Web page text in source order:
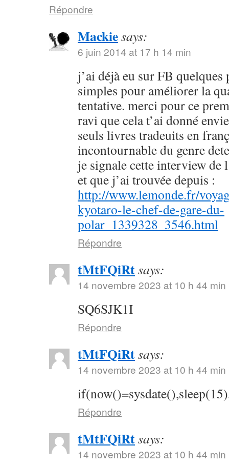
Répondre
Mackiesays:
6 juin 2014 at 17 h 14 min
j’ai déjà eu sur FB quelques
simples pour améliorer la
tentative. merci pour ce
ravi que cela t’ai donné
seuls livres tradeuits en
incontournable du genre
je signale cette interview de
et que j’ai trouvée depuis :
http://www.lemonde.fr/
kyotaro-le-chef-de-gare-du-
polar_1339328_3546.html
Répondre
tMtFQiRtsays:
14 novembre 2023 at 10 h 44 min
SQ6SJK1I
Répondre
tMtFQiRtsays:
14 novembre 2023 at 10 h 44 min
Répondre
tMtFQiRtsays:
14 novembre 2023 at 10 h 44 min